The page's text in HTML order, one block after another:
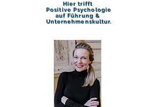
Hiertrifft
Positive Psychologie
auf Führung &
Unternehmenskultur.